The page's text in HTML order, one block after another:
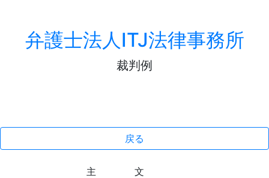
弁護士法人ITJ法律事務所
裁判例
戻る
主 文